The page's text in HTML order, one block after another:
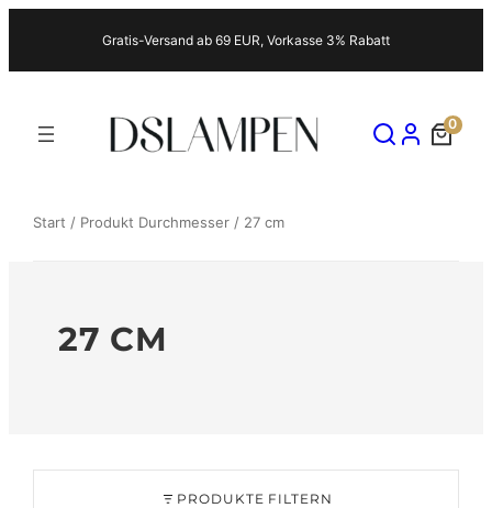
springen
Gratis-Versand ab 69 EUR, Vorkasse 3% Rabatt
0
Start / Produkt Durchmesser / 27 cm
27 CM
PRODUKTE FILTERN